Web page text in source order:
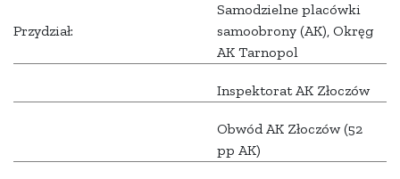
Przydział:
Samodzielne placówki
samoobrony (AK), Okręg
AK Tarnopol
Inspektorat AK Złoczów
Obwód AK Złoczów (52
pp AK)